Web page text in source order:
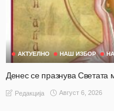
АКТУЕЛНО НАШ ИЗБОР
Денес се празнува Светата
Редакција Август 6, 2026